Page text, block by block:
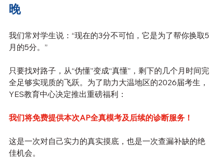
晚
我们常对学生说：“现在的3分不可怕，它是为了帮你换取5
月的5分。”
只要找对路子，从“伪懂”变成“真懂”，剩下的几个月时间完
全足够实现质的飞跃。为了助力大温地区的2026届考生，
YES教育中心决定推出重磅福利：
我们将免费提供本次AP全真模考及后续的诊断服务！
这是一次对自己实力的真实摸底，也是一次查漏补缺的绝
佳机会。